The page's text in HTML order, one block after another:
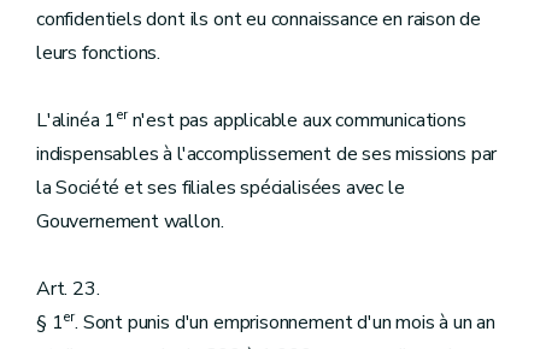
confidentiels dont ils ont eu connaissance en raison de
leurs fonctions.
L'alinéa 1ern'est pas applicable aux communications
indispensables à l'accomplissement de ses missions par
la Société et ses filiales spécialisées avec le
Gouvernement wallon.
Art. 23.
§ 1er. Sont punis d'un emprisonnement d'un mois à un an